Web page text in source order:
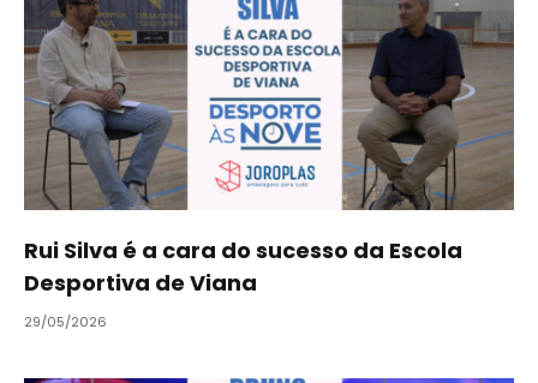
Rui Silva é a cara do sucesso da Escola
Desportiva de Viana
29/05/2026